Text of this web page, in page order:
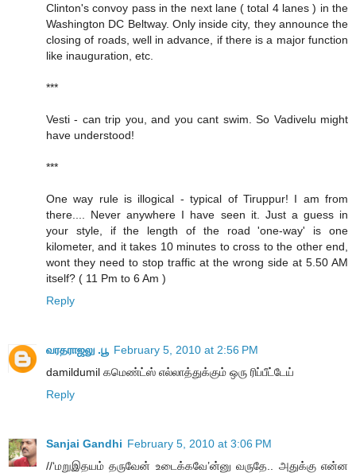
Clinton's convoy pass in the next lane ( total 4 lanes ) in the
Washington DC Beltway. Only inside city, they announce the
closing of roads, well in advance, if there is a major function
like inauguration, etc.
***
Vesti - can trip you, and you cant swim. So Vadivelu might
have understood!
***
One way rule is illogical - typical of Tiruppur! I am from
there.... Never anywhere I have seen it. Just a guess in
your style, if the length of the road 'one-way' is one
kilometer, and it takes 10 minutes to cross to the other end,
wont they need to stop traffic at the wrong side at 5.50 AM
itself? ( 11 Pm to 6 Am )
Reply
வரதராஜலு .பூ February 5, 2010 at 2:56 PM
damildumil கமெண்ட்ஸ் எல்லாத்துக்கும் ஒரு ரிப்பீட்டேய்
Reply
Sanjai Gandhi February 5, 2010 at 3:06 PM
//‘மறுஇதயம் தருவேன் உடைக்கவே’ன்னு வருதே.. அதுக்கு என்ன